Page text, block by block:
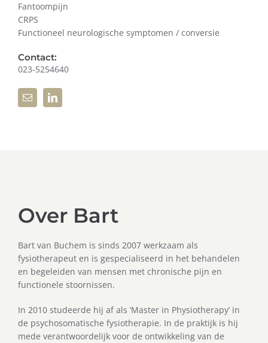
Fantoompijn
CRPS
Functioneel neurologische symptomen / conversie
Contact:
023-5254640
Over Bart
Bart van Buchem is sinds 2007 werkzaam als
fysiotherapeut en is gespecialiseerd in het behandelen
en begeleiden van mensen met chronische pijn en
functionele stoornissen.
In 2010 studeerde hij af als ‘Master in Physiotherapy’ in
de psychosomatische fysiotherapie. In de praktijk is hij
mede verantwoordelijk voor de ontwikkeling van de